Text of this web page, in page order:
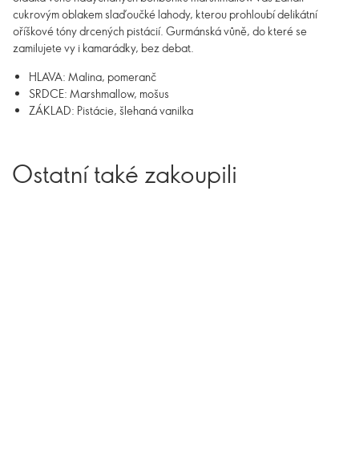
cukrovým oblakem slaďoučké lahody, kterou prohloubí delikátní
oříškové tóny drcených pistácií. Gurmánská vůně, do které se
zamilujete vy i kamarádky, bez debat.
HLAVA: Malina, pomeranč
SRDCE: Marshmallow, mošus
ZÁKLAD: Pistácie, šlehaná vanilka
Ostatní také zakoupili